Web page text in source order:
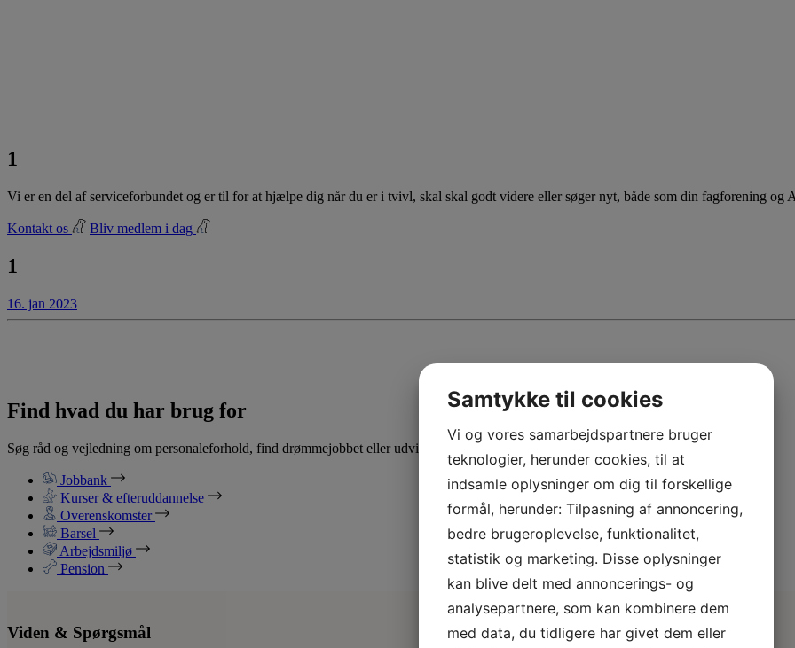
1
Vi er en del af serviceforbundet og er til for at hjælpe dig når du er i tvivl, skal skal godt videre eller søger nyt, både som din fagforening og
Kontakt os Bliv medlem i dag
1
16. jan 2023
Find hvad du har brug for
Søg råd og vejledning om personaleforhold, find drømmejobbet eller udvid din viden med specialiserede kurser.
Jobbank
Kurser & efteruddannelse
Overenskomster
Barsel
Arbejdsmiljø
Pension
Viden & Spørgsmål
Samtykke til cookies
Vi og vores samarbejdspartnere bruger
teknologier, herunder cookies, til at
indsamle oplysninger om dig til forskellige
formål, herunder: Tilpasning af annoncering,
bedre brugeroplevelse, funktionalitet,
statistik og marketing. Disse oplysninger
kan blive delt med annoncerings- og
analysepartnere, som kan kombinere dem
med data, du tidligere har givet dem eller